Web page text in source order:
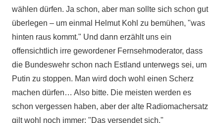
wählen dürfen. Ja schon, aber man sollte sich schon gut
überlegen – um einmal Helmut Kohl zu bemühen, "was
hinten raus kommt." Und dann erzählt uns ein
offensichtlich irre gewordener Fernsehmoderator, dass
die Bundeswehr schon nach Estland unterwegs sei, um
Putin zu stoppen. Man wird doch wohl einen Scherz
machen dürfen… Also bitte. Die meisten werden es
schon vergessen haben, aber der alte Radiomachersatz
gilt wohl noch immer: "Das versendet sich."